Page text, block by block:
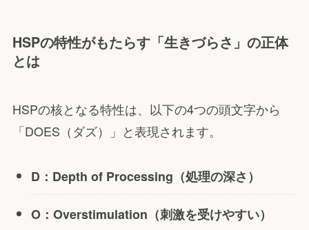
HSPの特性がもたらす「生きづらさ」の正体
とは
HSPの核となる特性は、以下の4つの頭文字から
「DOES（ダズ）」と表現されます。
D：Depth of Processing（処理の深さ）
O：Overstimulation（刺激を受けやすい）